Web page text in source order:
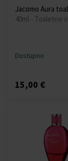
Jacomo Aura
40ml - Toaletne
Dostupno
15,00 €